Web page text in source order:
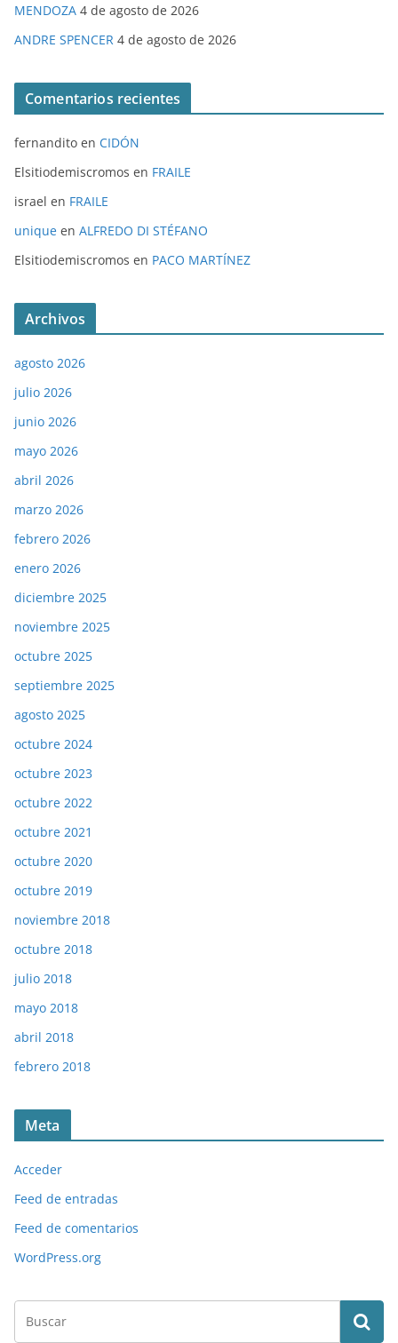
MENDOZA 4 de agosto de 2026
ANDRE SPENCER 4 de agosto de 2026
Comentarios recientes
fernandito en CIDÓN
Elsitiodemiscromos en FRAILE
israel en FRAILE
unique en ALFREDO DI STÉFANO
Elsitiodemiscromos en PACO MARTÍNEZ
Archivos
agosto 2026
julio 2026
junio 2026
mayo 2026
abril 2026
marzo 2026
febrero 2026
enero 2026
diciembre 2025
noviembre 2025
octubre 2025
septiembre 2025
agosto 2025
octubre 2024
octubre 2023
octubre 2022
octubre 2021
octubre 2020
octubre 2019
noviembre 2018
octubre 2018
julio 2018
mayo 2018
abril 2018
febrero 2018
Meta
Acceder
Feed de entradas
Feed de comentarios
WordPress.org